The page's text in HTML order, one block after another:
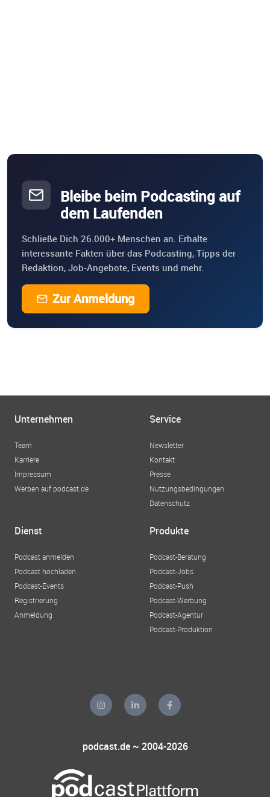
Bleibe beim Podcasting auf
dem Laufenden
Schließe Dich 26.000+ Menschen an. Erhalte
interessante Fakten über das Podcasting, Tipps der
Redaktion, Job-Angebote, Events und mehr.
Zur Anmeldung
Unternehmen
Team
Karriere
Impressum
Werben auf podcast.de
Service
Newsletter
Kontakt
Presse
Nutzungsbedingungen
Datenschutz
Dienst
Podcast anmelden
Podcast hochladen
Podcast-Events
Registrierung
Anmeldung
Produkte
Podcast-Beratung
Podcast-Jobs
Podcast-Push
Podcast-Werbung
Podcast-Agentur
Podcast-Produktion
podcast.de ~ 2004-2026